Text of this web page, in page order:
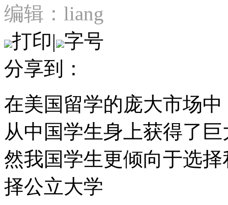
编辑：liang
打印| 字号
分享到：
在美国留学的庞大市场
从中国学生身上获得了
然我国学生更倾向于选
择公立大学